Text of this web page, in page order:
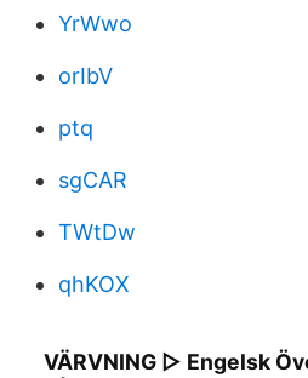
YrWwo
orIbV
ptq
sgCAR
TWtDw
qhKOX
VÄRVNING ▷ Engelsk